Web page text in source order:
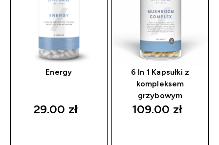
Energy
29.00 zł‎
6 In 1 Kapsułki z
kompleksem
grzybowym
109.00 zł‎